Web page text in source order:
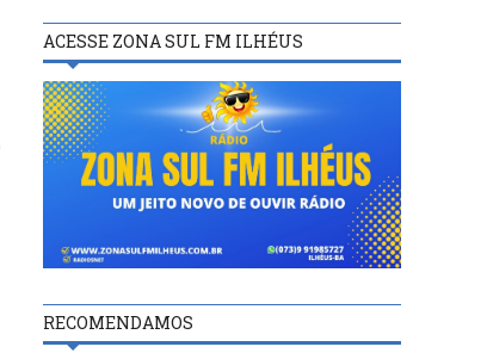
27/11/15
assume presidência da
Panartes
ACESSE ZONA SUL FM ILHÉUS
RECOMENDAMOS